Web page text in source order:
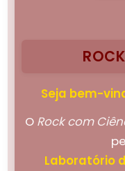
Seja bem-
O Rock com
Laboratório